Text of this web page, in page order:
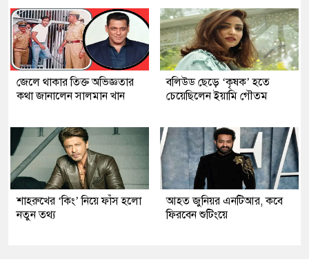
জেলে থাকার তিক্ত অভিজ্ঞতার
কথা জানালেন সালমান খান
বলিউড ছেড়ে ‘কৃষক’ হতে
চেয়েছিলেন ইয়ামি গৌতম
শাহরুখের ‘কিং’ নিয়ে ফাঁস হলো
নতুন তথ্য
আহত জুনিয়র এনটিআর, কবে
ফিরবেন শুটিংয়ে